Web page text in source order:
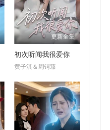
更新全集
初次听闻我很爱你
黄子淇＆周钶臻